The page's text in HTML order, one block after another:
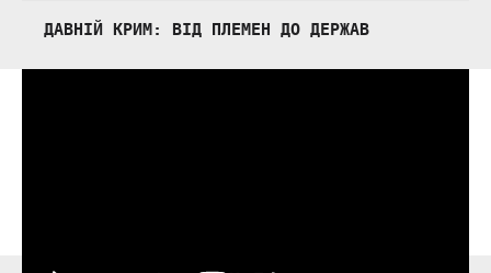
ДАВНІЙ КРИМ: ВІД ПЛЕМЕН ДО ДЕРЖАВ